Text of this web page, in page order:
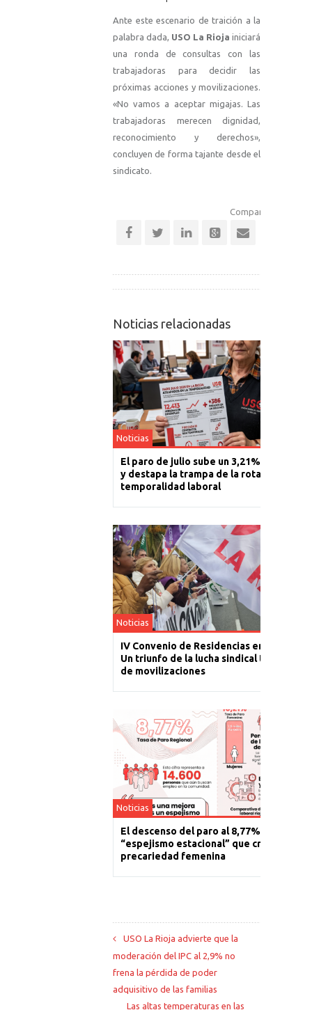
Ante este escenario de traición a la
palabra dada, USO La Rioja iniciará
una ronda de consultas con las
trabajadoras para decidir las
próximas acciones y movilizaciones.
«No vamos a aceptar migajas. Las
trabajadoras merecen dignidad,
reconocimiento y derechos»,
concluyen de forma tajante desde el
sindicato.
Comparte esta
Noticias relacionadas
Noticias
El paro de julio sube un 3,21% en La
y destapa la trampa de la rotación y la
temporalidad laboral
Noticias
IV Convenio de Residencias en La Rioja:
Un triunfo de la lucha sindical tras un año
de movilizaciones
Noticias
El descenso del paro al 8,77% es un
“espejismo estacional” que cronifica la
precariedad femenina
USO La Rioja advierte que la
moderación del IPC al 2,9% no
frena la pérdida de poder
adquisitivo de las familias
Las altas temperaturas en las